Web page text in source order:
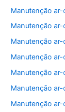
Manutenção
Manutenção
Manutenção
Manutenção
Manutenção
Manutenção
Manutenção